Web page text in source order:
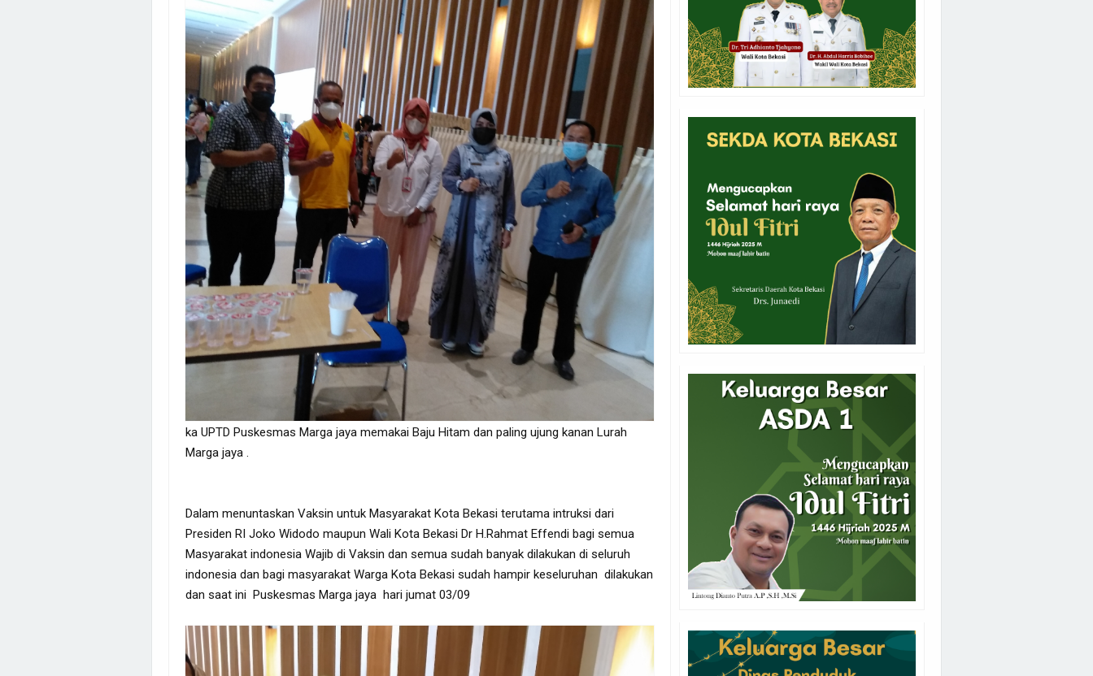
ka UPTD Puskesmas Marga jaya memakai Baju Hitam dan paling ujung kanan Lurah
Marga jaya .
Dalam menuntaskan Vaksin untuk Masyarakat Kota Bekasi terutama intruksi dari
Presiden RI Joko Widodo maupun Wali Kota Bekasi Dr H.Rahmat Effendi bagi semua
Masyarakat indonesia Wajib di Vaksin dan semua sudah banyak dilakukan di seluruh
indonesia dan bagi masyarakat Warga Kota Bekasi sudah hampir keseluruhan dilakukan
dan saat ini Puskesmas Marga jaya hari jumat 03/09